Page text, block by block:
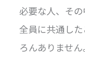
必要な人、その
全員に共通し
ろんありません